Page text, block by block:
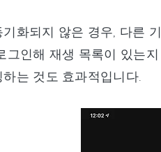
화되지 않은 경우, 다른
그인해 재생 목록이 있는
는 것도 효과적입니다.